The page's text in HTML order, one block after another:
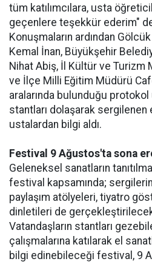
tüm katılımcılara, usta
geçenlere teşekkür ederim"
Konuşmaların ardından
Kemal İnan, Büyükşehir
Nihat Abiş, İl Kültür ve Turizm
ve İlçe Milli Eğitim Müdürü
aralarında bulunduğu
stantları dolaşarak sergilenen
ustalardan bilgi aldı.
Festival 9 Ağustos'ta sona
Geleneksel sanatların
festival kapsamında; sergilerin
paylaşım atölyeleri, tiyatro
dinletileri de
Vatandaşların stantları
çalışmalarına katılarak el
bilgi edinebileceği festival, 9